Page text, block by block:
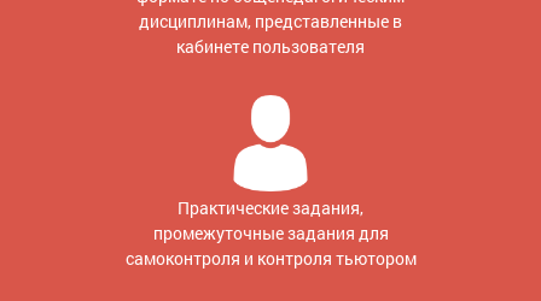
дисциплинам, представленные в
кабинете пользователя
Практические задания,
промежуточные задания для
самоконтроля и контроля тьютором